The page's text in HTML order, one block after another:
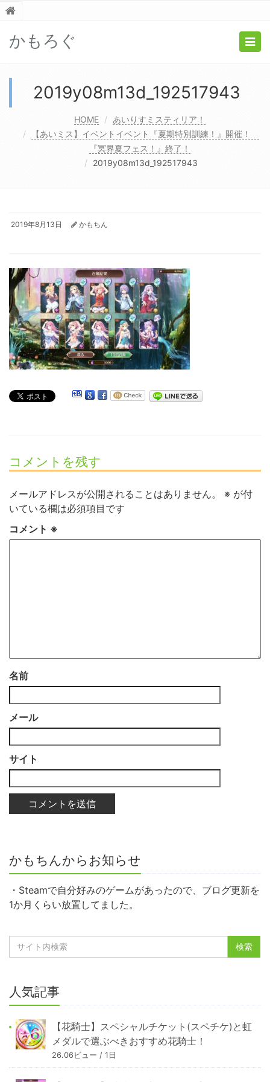
かもろぐ
2019y08m13d_192517943
HOME
あいりすミスティリア！
【あいミス】イベントイベント『夏期特別訓練！』開催！
『冥界夏フェス！』終了！
2019y08m13d_192517943
2019年8月13日 かもちん
コメントを残す
メールアドレスが公開されることはありません。 ※ が付
いている欄は必須項目です
コメント ※
名前
メール
サイト
かもちんからお知らせ
・Steamで自分好みのゲームがあったので、ブログ更新を
1か月くらい放置してました。
人気記事
【花騎士】スペシャルチケット(スペチケ)と虹
メダルで選ぶべきおすすめ花騎士！
26.06ビュー / 1日